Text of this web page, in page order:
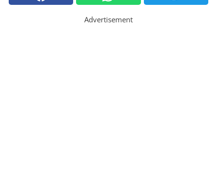
Advertisement